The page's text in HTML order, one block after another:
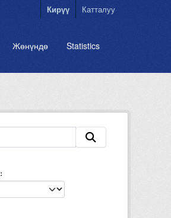
Кирүү Катталуу
Жөнүндө Statistics